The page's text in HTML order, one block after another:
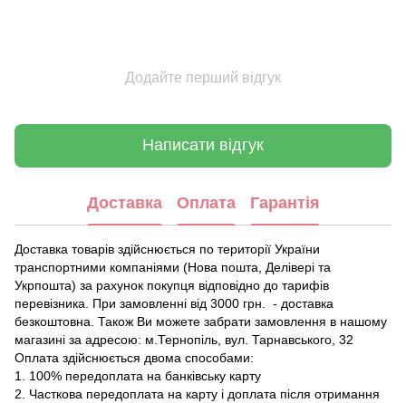
Додайте перший відгук
Написати відгук
Доставка Оплата Гарантія
Доставка товарів здійснюється по території України
транспортними компаніями (Нова пошта, Делівері та
Укрпошта) за рахунок покупця відповідно до тарифів
перевізника. При замовленні від 3000 грн. - доставка
безкоштовна. Також Ви можете забрати замовлення в нашому
магазині за адресою: м.Тернопіль, вул. Тарнавського, 32
Оплата здійснюється двома способами:
1. 100% передоплата на банківську карту
2. Часткова передоплата на карту і доплата після отримання